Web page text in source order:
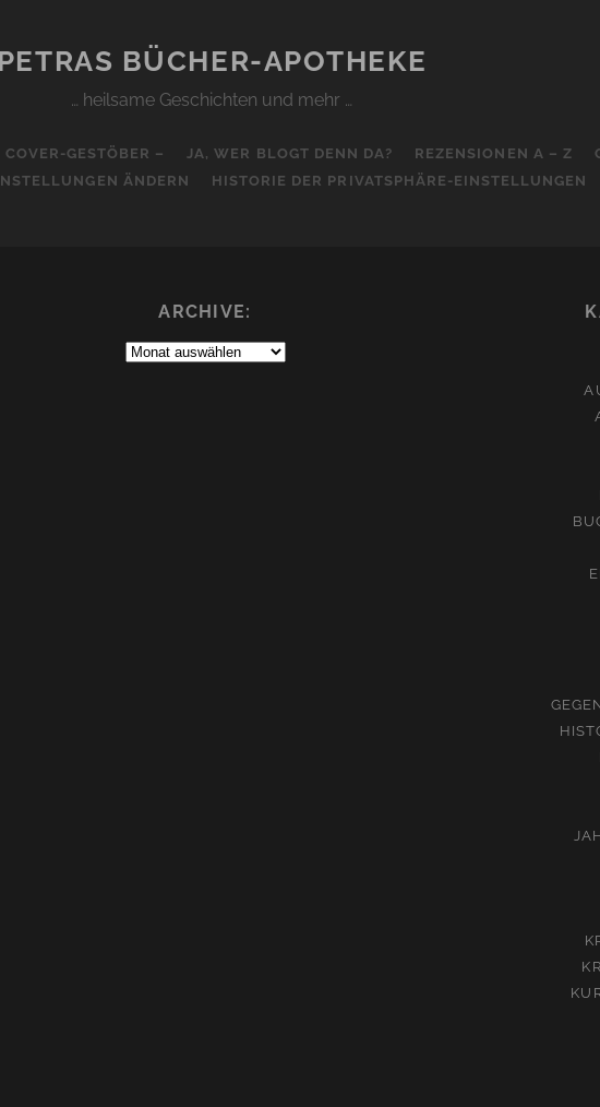
PETRAS BÜCHER-APOTHEKE
… heilsame Geschichten und mehr …
COVER-GESTÖBER – JA, WER BLOGT DENN DA? REZENSIONEN A – Z
ÄNDERN HISTORIE DER PRIVATSPHÄRE-EINSTELLUNGEN
ARCHIVE:
Archive: